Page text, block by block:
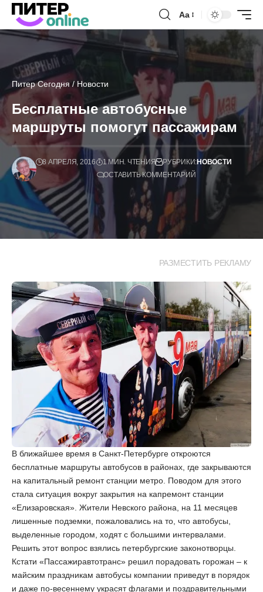
Аа
Питер Сегодня / Новости
Бесплатные автобусные
маршруты помогут пассажирам
8 АПРЕЛЯ, 2016 1 МИН. ЧТЕНИЯ РУБРИКИ:НОВОСТИ
ОСТАВИТЬ КОММЕНТАРИЙ
РАЗМЕСТИТЬ РЕКЛАМУ
В ближайшее время в Санкт-Петербурге откроются
бесплатные маршруты автобусов в районах, где закрываются
на капитальный ремонт станции метро. Поводом для этого
стала ситуация вокруг закрытия на капремонт станции
«Елизаровская». Жители Невского района, на 11 месяцев
лишенные подземки, пожаловались на то, что автобусы,
выделенные городом, ходят с большими интервалами.
Решить этот вопрос взялись петербургские законотворцы.
Кстати «Пассажиравтотранс» решил порадовать горожан – к
майским праздникам автобусы компании приведут в порядок
и даже по-весеннему украсят флагами и поздравительными